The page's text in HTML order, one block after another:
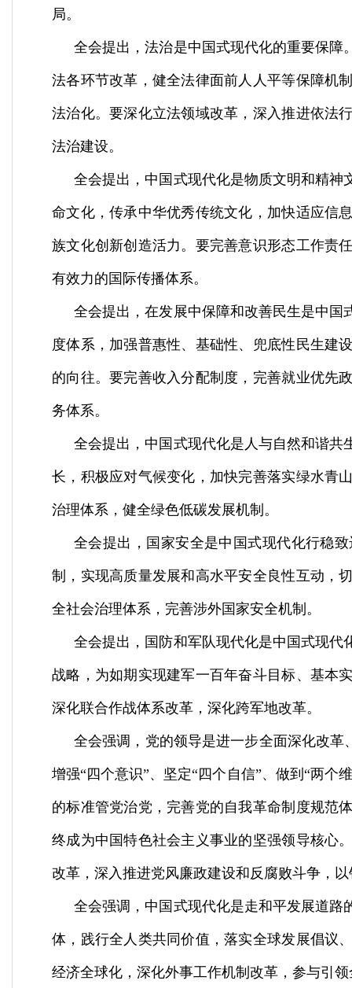
局。
全会提出，法治是中国式现代化的重要保
法各环节改革，健全法律面前人人平等保障机
法治化。要深化立法领域改革，深入推进依法
法治建设。
全会提出，中国式现代化是物质文明和精
命文化，传承中华优秀传统文化，加快适应信
族文化创新创造活力。要完善意识形态工作责
有效力的国际传播体系。
全会提出，在发展中保障和改善民生是中
度体系，加强普惠性、基础性、兜底性民生建
的向往。要完善收入分配制度，完善就业优先
务体系。
全会提出，中国式现代化是人与自然和谐
长，积极应对气候变化，加快完善落实绿水青
治理体系，健全绿色低碳发展机制。
全会提出，国家安全是中国式现代化行稳
制，实现高质量发展和高水平安全良性互动，
全社会治理体系，完善涉外国家安全机制。
全会提出，国防和军队现代化是中国式现
战略，为如期实现建军一百年奋斗目标、基本
深化联合作战体系改革，深化跨军地改革。
全会强调，党的领导是进一步全面深化改
增强“四个意识”、坚定“四个自信”、做到 “两个
的标准管党治党，完善党的自我革命制度规范
终成为中国特色社会主义事业的坚强领导核心
改革，深入推进党风廉政建设和反腐败斗争，
全会强调，中国式现代化是走和平发展道
体，践行全人类共同价值，落实全球发展倡议
经济全球化，深化外事工作机制改革，参与引